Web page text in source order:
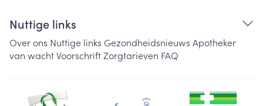
Nuttige links
Over ons Nuttige links Gezondheidsnieuws Apotheker
van wachtVoorschriftZorgtarieven FAQ